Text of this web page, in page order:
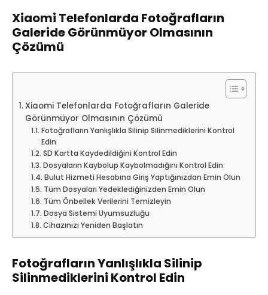
Xiaomi Telefonlarda Fotoğrafların
Galeride Görünmüyor Olmasının
Çözümü
Xiaomi Telefonlarda Fotoğrafların Galeride
Görünmüyor Olmasının Çözümü
Fotoğrafların Yanlışlıkla Silinip Silinmediklerini Kontrol
Edin
SD Kartta Kaydedildiğini Kontrol Edin
Dosyaların Kaybolup Kaybolmadığını Kontrol Edin
Bulut Hizmeti Hesabına Giriş Yaptığınızdan Emin Olun
Tüm Dosyaları Yedeklediğinizden Emin Olun
Tüm Önbellek Verilerini Temizleyin
Dosya Sistemi Uyumsuzluğu
Cihazınızı Yeniden Başlatın
Fotoğrafların Yanlışlıkla Silinip
Silinmediklerini Kontrol Edin